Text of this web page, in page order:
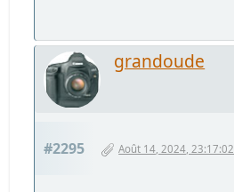
grandoude
#2295 Août 14, 2024, 23:17:02